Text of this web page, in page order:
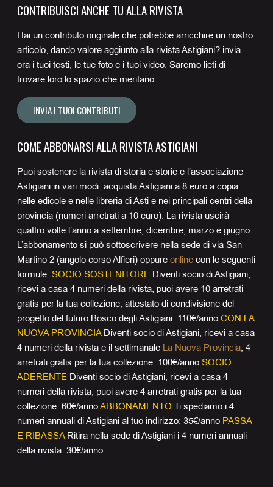
CONTRIBUISCI ANCHE TU ALLA RIVISTA
Hai un contributo originale che potrebbe arricchire un nostro
articolo, dando valore aggiunto alla rivista Astigiani? invia
ora i tuoi testi, le tue foto e i tuoi video. Saremo lieti di
trovare loro lo spazio che meritano.
INVIA I TUOI CONTRIBUTI
COME ABBONARSI ALLA RIVISTA ASTIGIANI
Puoi sostenere la rivista di storia e storie e l’associazione
Astigiani in vari modi: acquista Astigiani a 8 euro a copia
nelle edicole e nelle libreria di Asti e nei principali centri della
provincia (numeri arretrati a 10 euro). La rivista uscirà
quattro volte l’anno a settembre, dicembre, marzo e giugno.
L’abbonamento si può sottoscrivere nella sede di via San
Martino 2 (angolo corso Alfieri) oppureonline con le seguenti
formule:SOCIO SOSTENITORE Diventi socio di Astigiani,
ricevi a casa 4 numeri della rivista, puoi avere 10 arretrati
gratis per la tua collezione, attestato di condivisione del
progetto del futuro Bosco degli Astigiani: 110€/annoCON LA
NUOVA PROVINCIADiventi socio di Astigiani, ricevi a casa
4 numeri della rivista e il settimanale La Nuova Provincia, 4
arretrati gratis per la tua collezione: 100€/annoSOCIO
ADERENTE Diventi socio di Astigiani, ricevi a casa 4
numeri della rivista, puoi avere 4 arretrati gratis per la tua
collezione: 60€/annoABBONAMENTO Ti spediamo i 4
numeri annuali di Astigiani al tuo indirizzo: 35€/anno PASSA
E RIBASSARitira nella sede di Astigiani i 4 numeri annuali
della rivista: 30€/anno